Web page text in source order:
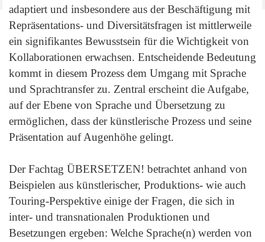
adaptiert und insbesondere aus der Beschäftigung mit
Repräsentations- und Diversitätsfragen ist mittlerweile
ein signifikantes Bewusstsein für die Wichtigkeit von
Kollaborationen erwachsen. Entscheidende Bedeutung
kommt in diesem Prozess dem Umgang mit Sprache
und Sprachtransfer zu. Zentral erscheint die Aufgabe,
auf der Ebene von Sprache und Übersetzung zu
ermöglichen, dass der künstlerische Prozess und seine
Präsentation auf Augenhöhe gelingt.
Der Fachtag ÜBERSETZEN! betrachtet anhand von
Beispielen aus künstlerischer, Produktions- wie auch
Touring-Perspektive einige der Fragen, die sich in
inter- und transnationalen Produktionen und
Besetzungen ergeben: Welche Sprache(n) werden von